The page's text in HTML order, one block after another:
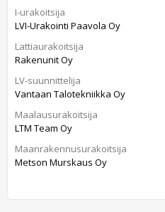
I-urakoitsija
LVI-Urakointi Paavola Oy
Lattiaurakoitsija
Rakenunit Oy
LV-suunnittelija
Vantaan Talotekniikka Oy
Maalausurakoitsija
LTM Team Oy
Maanrakennusurakoitsija
Metson Murskaus Oy